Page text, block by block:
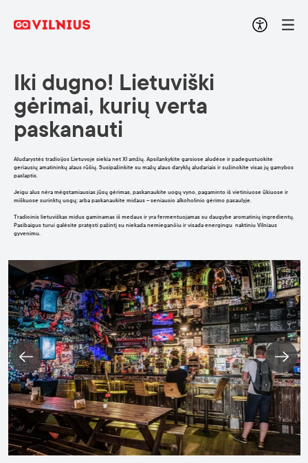
Iki dugno! Lietuviški
gėrimai, kurių verta
paskanauti
Aludarystės tradicijos Lietuvoje siekia net XI amžių. Apsilankykite garsiose aludėse ir padegustuokite
geriausių amatininkų alaus rūšių. Susipažinkite su mažų alaus daryklų aludariais ir sužinokite visas jų gamybos
paslaptis.
Jeigu alus nėra mėgstamiausias jūsų gėrimas, paskanaukite uogų vyno, pagaminto iš vietiniuose ūkiuose ir
miškuose surinktų uogų; arba paskanaukite midaus – seniausio alkoholinio gėrimo pasaulyje.
Tradicinis lietuviškas midus gaminamas iš medaus ir yra fermentuojamas su daugybe aromatinių ingredientų.
Pasibaigus turui galėsite pratęsti pažintį su niekada nemiegančiu ir visada energingu naktiniu Vilniaus
gyvenimu.